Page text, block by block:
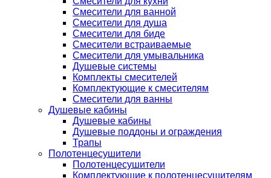
Смесители для ванной
Смесители для душа
Смесители для биде
Смесители встраиваемые
Смесители для умывальника
Душевые системы
Комплекты смесителей
Комплектующие к смесителям
Смесители для ванны
Душевые кабины
Душевые кабины
Душевые поддоны и ограждения
Трапы
Полотенцесушители
Полотенцесушители
Комплектующие к полотенцесушителям